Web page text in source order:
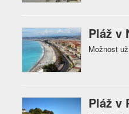
Pláž v
Možnost
Pláž v